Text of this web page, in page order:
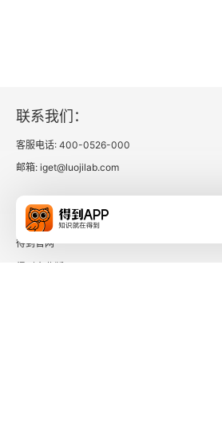
联系我们：
客服电话: 400-0526-000
邮箱: iget@luojilab.com
相关链接：
得到官网